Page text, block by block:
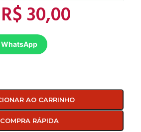
R$30,00
AO CARRINHO
COMPRA RÁPIDA